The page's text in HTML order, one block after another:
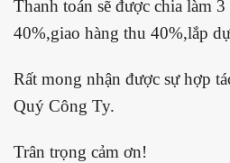
Thanh toán sẽ được chia làm
40%,giao hàng thu 40%,lắp
Rất mong nhận được sự hợp
Quý Công Ty.
Trân trọng cảm ơn!